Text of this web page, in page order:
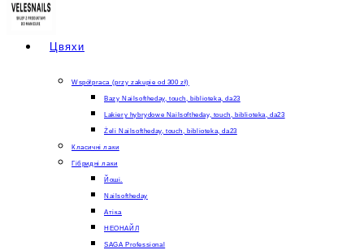
Цвяхи
Współpraca (przy zakupie od 300 zł)
Bazy Nailsoftheday, touch, biblioteka, da23
Lakiery hybrydowe Nailsoftheday, touch, biblioteka, da23
Żeli Nailsoftheday, touch, biblioteka, da23
Класичні лаки
Гібридні лаки
Йоші.
Nailsoftheday
Атіка
НЕОНАЙЛ
SAGA Professional